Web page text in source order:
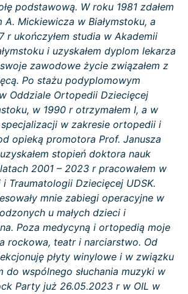
podstawową. W roku 1981 zdałem
A. Mickiewicza w Białymstoku, a
r ukończyłem studia w Akademii
i uzyskałem dyplom lekarza
zawodowe życie związałem z
Po stażu podyplomowym
Oddziale Ortopedii Dziecięcej
w 1990 r otrzymałem I, a w
w zakresie ortopedii i
opieką promotora Prof. Janusza
stopień doktora nauk
2001 – 2023 r pracowałem w
Traumatologii Dziecięcej UDSK.
mnie zabiegi operacyjne w
u małych dzieci i
Poza medycyną i ortopedią moje
rockowa, teatr i narciarstwo. Od
płyty winylowe i w związku
do wspólnego słuchania muzyki w
Party już 26.05.2023 r w OIL w